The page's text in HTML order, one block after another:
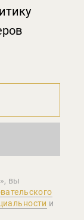
вы
и